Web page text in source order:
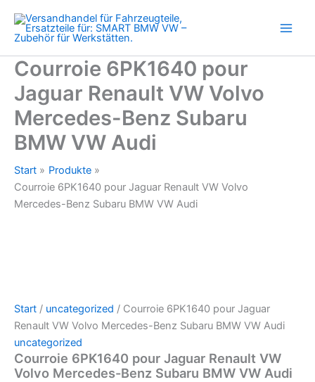
Inhalt
springen
Courroie 6PK1640 pour
Jaguar Renault VW Volvo
Mercedes-Benz Subaru
BMW VW Audi
Start
Produkte
Courroie 6PK1640 pour Jaguar Renault VW Volvo
Mercedes-Benz Subaru BMW VW Audi
Start / uncategorized / Courroie 6PK1640 pour Jaguar
Renault VW Volvo Mercedes-Benz Subaru BMW VW Audi
uncategorized
Courroie 6PK1640 pour Jaguar Renault VW
Volvo Mercedes-Benz Subaru BMW VW Audi